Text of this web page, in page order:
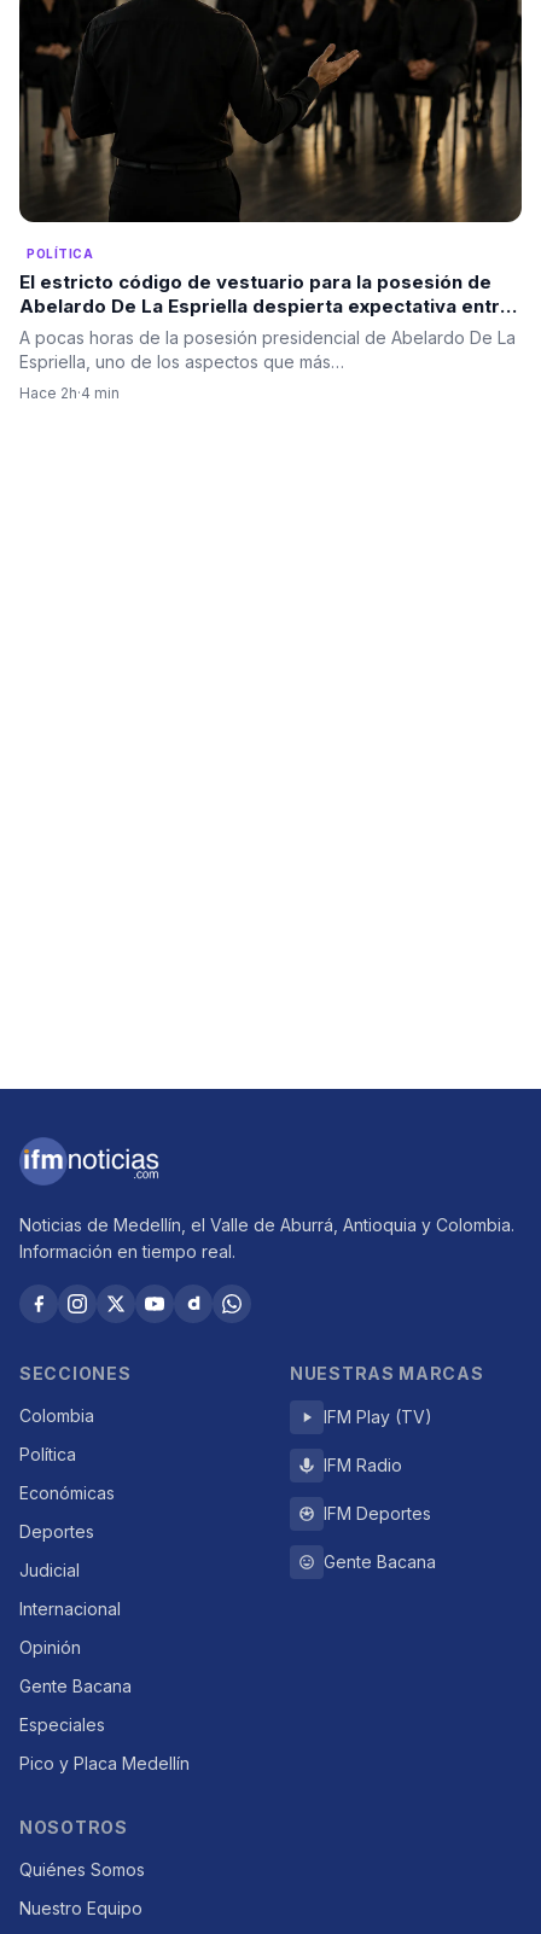
POLÍTICA
El estricto código de vestuario para la posesión de
Abelardo De La Espriella despierta expectativa entre
los invitados: Color negro
A pocas horas de la posesión presidencial de Abelardo De La
Espriella, uno de los aspectos que más…
Hace 2h·4 min
Noticias de Medellín, el Valle de Aburrá, Antioquia y Colombia.
Información en tiempo real.
SECCIONES
Colombia
Política
Económicas
Deportes
Judicial
Internacional
Opinión
Gente Bacana
Especiales
Pico y Placa Medellín
NUESTRAS MARCAS
IFM Play (TV)
IFM Radio
IFM Deportes
Gente Bacana
NOSOTROS
Quiénes Somos
Nuestro Equipo